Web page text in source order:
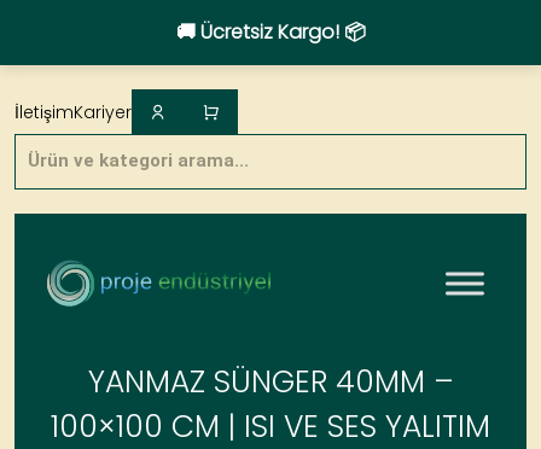
🚚 Ücretsiz Kargo! 📦
to
content
Products
search
İletişimKariyer
YANMAZ SÜNGER 40MM –
100×100 CM | ISI VE SES YALITIM